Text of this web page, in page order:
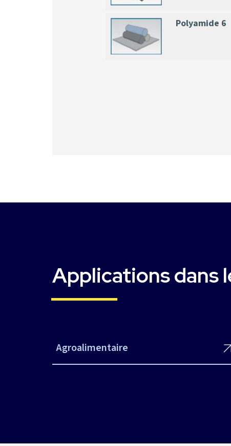
Polyamide 6
Applications dans
Agroalimentaire